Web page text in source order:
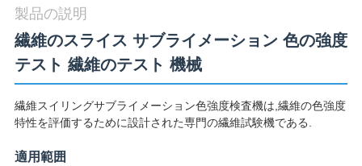
私
達
に
連
絡
製品の説明
繊維のスライス サブライメーション 色の強度
テスト 繊維のテスト 機械
繊維スイリングサブライメーション色強度検査機は,繊維の色強度
特性を評価するために設計された専門の繊維試験機である.
適用範囲